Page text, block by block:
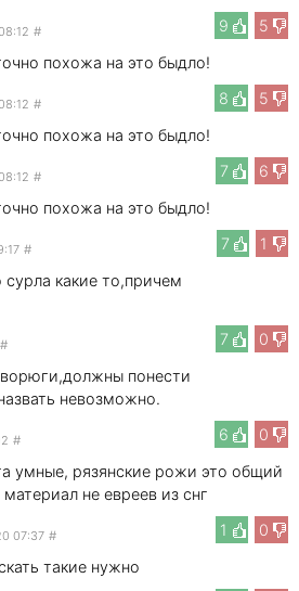
9
5
#
похожа на это быдло!
8
5
#
похожа на это быдло!
7
6
#
похожа на это быдло!
7
1
#
какие то,причем
7
0
#
понести
невозможно.
6
0
#
умные, рязянские рожи это общий
не евреев из снг
1
0
07:37 #
такие нужно